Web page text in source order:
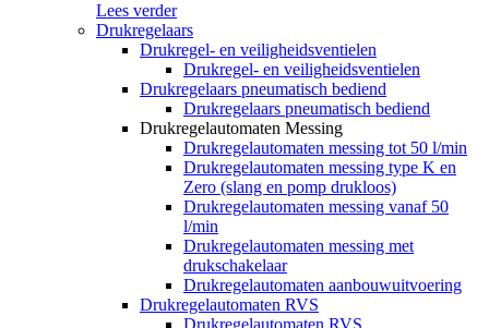
Lees verder
Drukregelaars
Drukregel- en veiligheidsventielen
Drukregel- en veiligheidsventielen
Drukregelaars pneumatisch bediend
Drukregelaars pneumatisch bediend
Drukregelautomaten Messing
Drukregelautomaten messing tot 50 l/min
Drukregelautomaten messing type K en
Zero (slang en pomp drukloos)
Drukregelautomaten messing vanaf 50
l/min
Drukregelautomaten messing met
drukschakelaar
Drukregelautomaten aanbouwuitvoering
Drukregelautomaten RVS